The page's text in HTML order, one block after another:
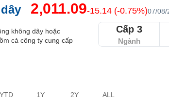
2,011.09-15.14 (-0.75%)07/08/
không dây hoặc
cả công ty cung cấp
Cấp 3
Ngành
YTD 1Y 2Y ALL